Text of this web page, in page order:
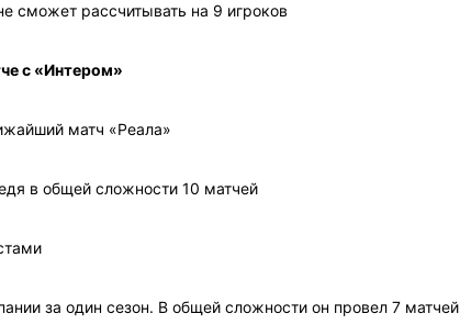
сможет рассчитывать на 9 игроков
с «Интером»
матч «Реала»
в общей сложности 10 матчей
за один сезон. В общей сложности он провел 7 матчей